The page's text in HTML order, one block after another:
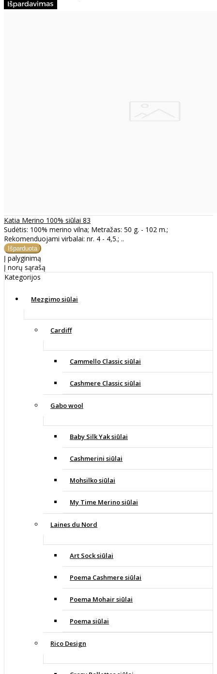
Katia Merino 100% siūlai 83
Sudėtis: 100% merino vilna; Metražas: 50 g. - 102 m.;
Rekomenduojami virbalai: nr. 4 - 4,5.; ..
Į palyginimą
Į norų sąrašą
Kategorijos
Mezgimo siūlai
Cardiff
Cammello Classic siūlai
Cashmere Classic siūlai
Gabo wool
Baby Silk Yak siūlai
Cashmerini siūlai
Mohsilko siūlai
My Time Merino siūlai
Laines du Nord
Art Sock siūlai
Poema Cashmere siūlai
Poema Mohair siūlai
Poema siūlai
Rico Design